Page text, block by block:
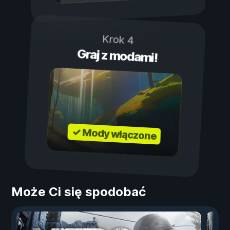
Krok 4
Graj z modami!
✓ Mody włączone
Może Ci się spodobać